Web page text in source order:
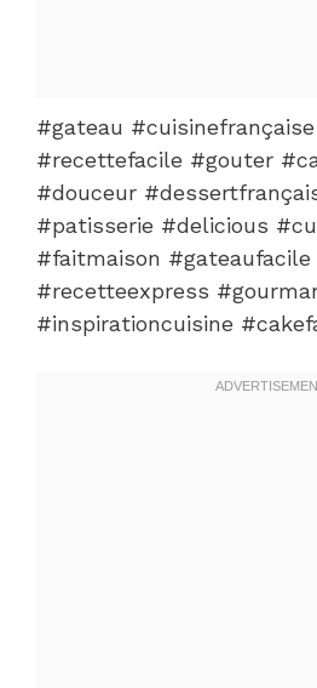
#gateau
#recettefacile #gouter
#douceur
#patisserie #delicious
#faitmaison
#recetteexpress
#inspirationcuisine